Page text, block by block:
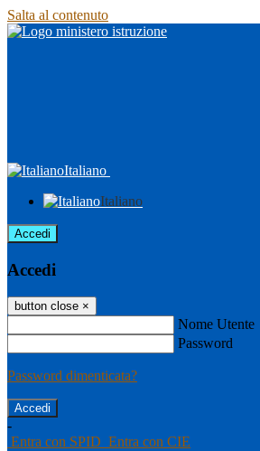
Salta al contenuto
Italiano
Italiano
Accedi
Accedi
button close ×
Nome Utente
Password
Password dimenticata?
-
Entra con SPID Entra con CIE